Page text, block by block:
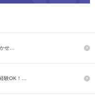
せ…
験OK！…